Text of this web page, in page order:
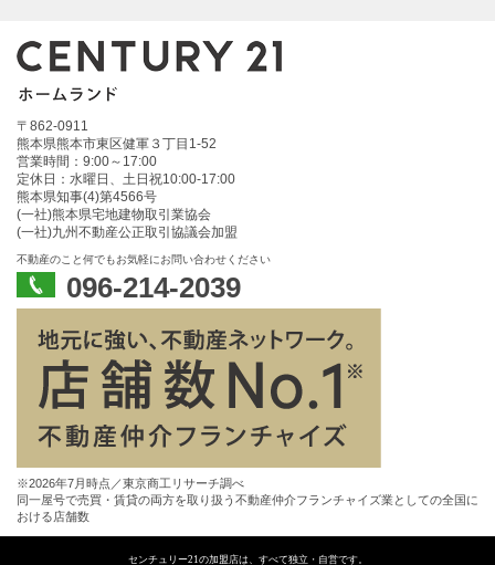
〒862-0911
熊本県熊本市東区健軍３丁目1-52
営業時間：9:00～17:00
定休日：水曜日、土日祝10:00‐17:00
熊本県知事(4)第4566号
(一社)熊本県宅地建物取引業協会
(一社)九州不動産公正取引協議会加盟
不動産のこと何でもお気軽にお問い合わせください
096-214-2039
※2026年7月時点／東京商工リサーチ調べ
同一屋号で売買・賃貸の両方を取り扱う不動産仲介フランチャイズ業としての全国に
おける店舗数
センチュリー21の加盟店は、すべて独立・自営です。